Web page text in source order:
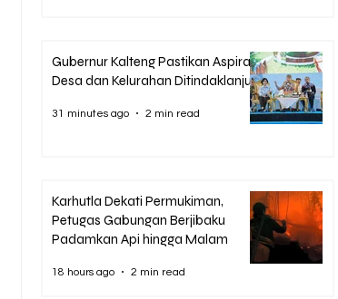
Gubernur Kalteng Pastikan Aspirasi
Desa dan Kelurahan Ditindaklanjuti
31 minutes ago 2 min read
Karhutla Dekati Permukiman,
Petugas Gabungan Berjibaku
Padamkan Api hingga Malam
18 hours ago 2 min read